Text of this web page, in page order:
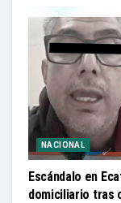
NACIONAL
Escándalo en
domiciliario tras